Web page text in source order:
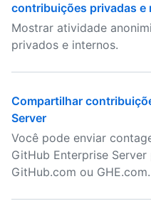
contribuições privadas e
Mostrar atividade
privados e internos.
Compartilhar
Server
Você pode enviar
GitHub Enterprise
GitHub.com ou GHE.com.